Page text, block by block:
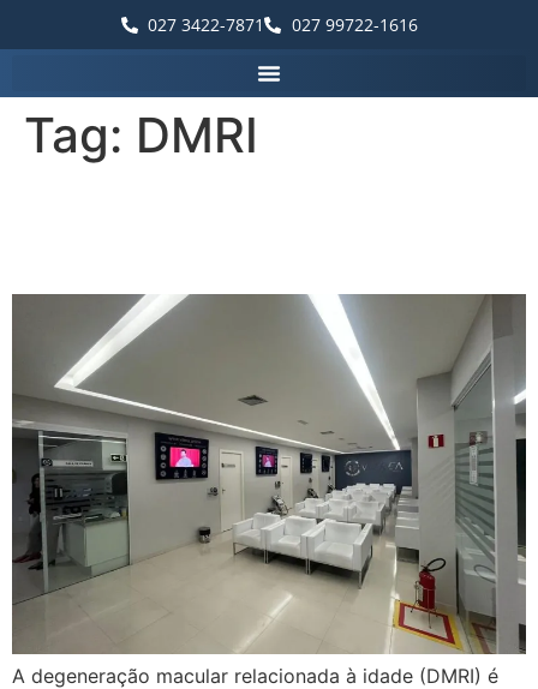
027 3422-7871 027 99722-1616
Tag: DMRI
A degeneração macular relacionada à idade (DMRI) é